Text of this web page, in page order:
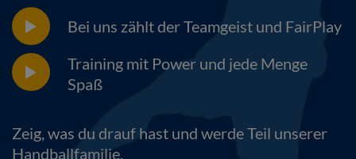
Bei uns zählt der Teamgeist und FairPlay
Training mit Power und jede Menge
Spaß
Zeig, was du drauf hast und werde Teil unserer
Handballfamilie.